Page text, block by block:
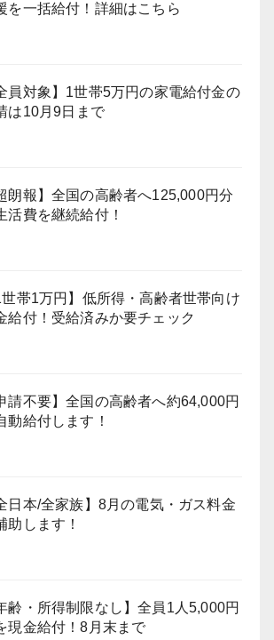
を一括給付！詳細はこちら
員対象】1世帯5万円の家電給付金の
は10月9日まで
朗報】全国の高齢者へ125,000円分
活費を継続給付！
世帯1万円】低所得・高齢者世帯向け
給付！受給済みか要チェック
請不要】全国の高齢者へ約64,000円
動給付します！
日本/全家族】8月の電気・ガス料金
助します！
齢・所得制限なし】全員1人5,000円
現金給付！8月末まで